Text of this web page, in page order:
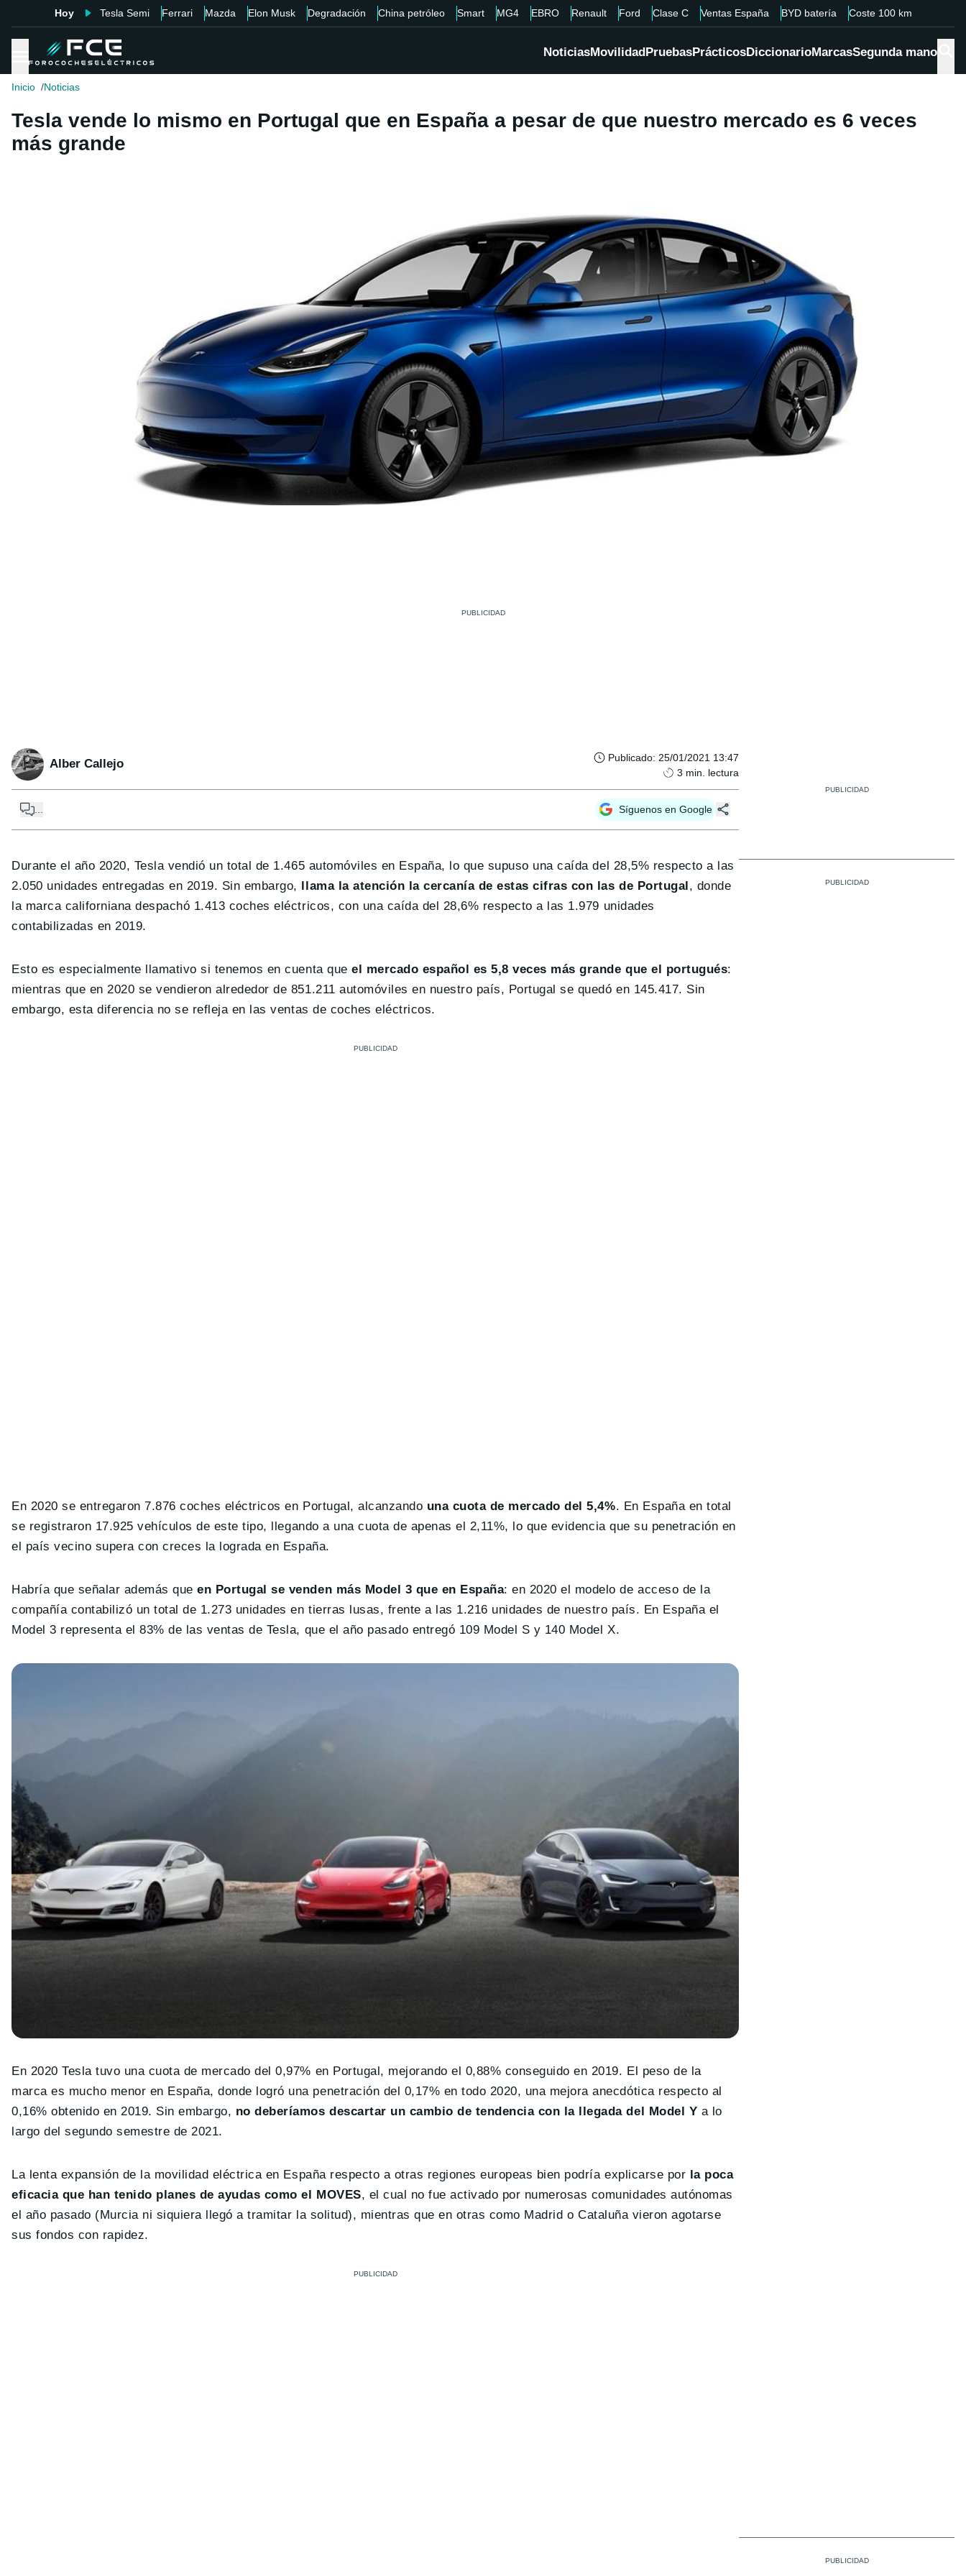
Hoy Tesla Semi Ferrari Mazda Elon Musk Degradación China petróleo Smart MG4 EBRO Renault Ford Clase C Ventas España BYD batería Coste 100 km
NoticiasMovilidadPruebasPrácticosDiccionarioMarcasSegunda mano
Inicio Noticias
Tesla vende lo mismo en Portugal que en España a pesar de que nuestro mercado es 6 veces
más grande
Alber Callejo Publicado: 25/01/2021 13:47
3 min. lectura
Síguenos en Google
Durante el año 2020, Tesla vendió un total de 1.465 automóviles en España, lo que supuso una caída del 28,5% respecto a las
2.050 unidades entregadas en 2019. Sin embargo, llama la atención la cercanía de estas cifras con las de Portugal, donde
la marca californiana despachó 1.413 coches eléctricos, con una caída del 28,6% respecto a las 1.979 unidades
contabilizadas en 2019.
Esto es especialmente llamativo si tenemos en cuenta queel mercado español es 5,8 veces más grande que el portugués:
mientras que en 2020 se vendieron alrededor de 851.211 automóviles en nuestro país, Portugal se quedó en 145.417. Sin
embargo, esta diferencia no se refleja en las ventas de coches eléctricos.
En 2020 se entregaron 7.876 coches eléctricos en Portugal, alcanzando una cuota de mercado del 5,4%. En España en total
se registraron 17.925 vehículos de este tipo, llegando a una cuota de apenas el 2,11%, lo que evidencia que su penetración en
el país vecino supera con creces la lograda en España.
Habría que señalar además queen Portugal se venden más Model 3 que en España: en 2020 el modelo de acceso de la
compañía contabilizó un total de 1.273 unidades en tierras lusas, frente a las 1.216 unidades de nuestro país. En España el
Model 3 representa el 83% de las ventas de Tesla, que el año pasado entregó 109 Model S y 140 Model X.
En 2020 Tesla tuvo una cuota de mercado del 0,97% en Portugal, mejorando el 0,88% conseguido en 2019. El peso de la
marca es mucho menor en España, donde logró una penetración del 0,17% en todo 2020, una mejora anecdótica respecto al
0,16% obtenido en 2019. Sin embargo, no deberíamos descartar un cambio de tendencia con la llegada del Model Y a lo
largo del segundo semestre de 2021.
La lenta expansión de la movilidad eléctrica en España respecto a otras regiones europeas bien podría explicarse por la poca
eficacia que han tenido planes de ayudas como el MOVES, el cual no fue activado por numerosas comunidades autónomas
el año pasado (Murcia ni siquiera llegó a tramitar la solitud), mientras que en otras como Madrid o Cataluña vieron agotarse
sus fondos con rapidez.